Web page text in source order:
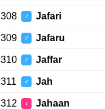
308 ♂ Jafari
309 ♂ Jafaru
310 ♂ Jaffar
311 ♂ Jah
312 ♀ Jahaan